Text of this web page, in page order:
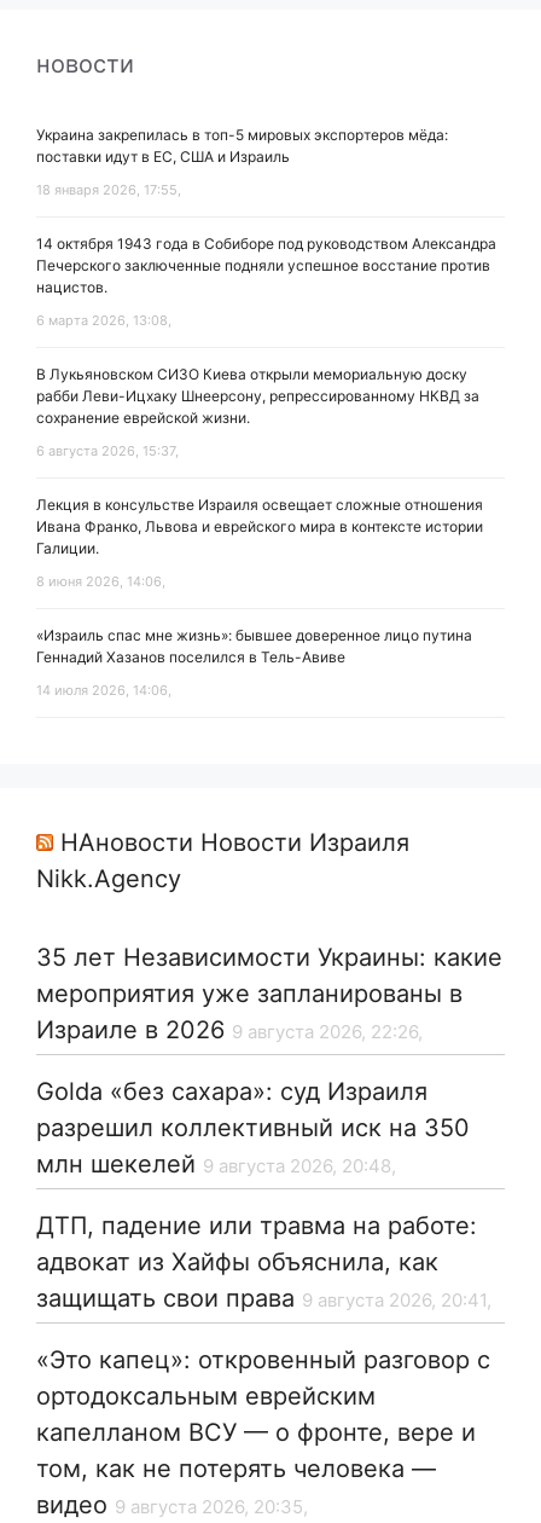
новости
Украина закрепилась в топ-5 мировых экспортеров мёда:
поставки идут в ЕС, США и Израиль
18 января 2026, 17:55,
14 октября 1943 года в Собиборе под руководством Александра
Печерского заключенные подняли успешное восстание против
нацистов.
6 марта 2026, 13:08,
В Лукьяновском СИЗО Киева открыли мемориальную доску
рабби Леви-Ицхаку Шнеерсону, репрессированному НКВД за
сохранение еврейской жизни.
6 августа 2026, 15:37,
Лекция в консульстве Израиля освещает сложные отношения
Ивана Франко, Львова и еврейского мира в контексте истории
Галиции.
8 июня 2026, 14:06,
«Израиль спас мне жизнь»: бывшее доверенное лицо путина
Геннадий Хазанов поселился в Тель-Авиве
14 июля 2026, 14:06,
НАновости Новости Израиля
Nikk.Agency
35 лет Независимости Украины: какие
мероприятия уже запланированы в
Израиле в 2026 9 августа 2026, 22:26,
Golda «без сахара»: суд Израиля
разрешил коллективный иск на 350
млн шекелей 9 августа 2026, 20:48,
ДТП, падение или травма на работе:
адвокат из Хайфы объяснила, как
защищать свои права 9 августа 2026, 20:41,
«Это капец»: откровенный разговор с
ортодоксальным еврейским
капелланом ВСУ — о фронте, вере и
том, как не потерять человека —
видео 9 августа 2026, 20:35,